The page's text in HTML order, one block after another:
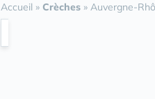
Accueil » Crèches » Auvergne-